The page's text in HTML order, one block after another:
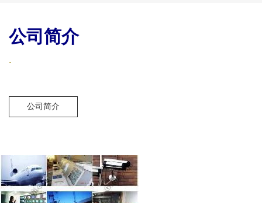
公司简介
-
公司简介